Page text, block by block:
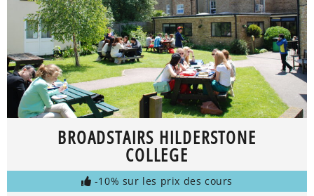
BROADSTAIRS HILDERSTONE
COLLEGE
-10% sur les prix des cours